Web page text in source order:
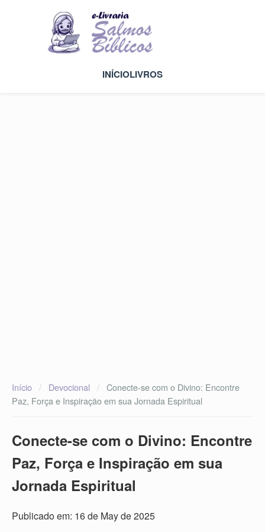
INÍCIOLIVROS
Início / Devocional / Conecte-se com o Divino: Encontre
Paz, Força e Inspiração em sua Jornada Espiritual
Conecte-se com o Divino: Encontre
Paz, Força e Inspiração em sua
Jornada Espiritual
Publicado em: 16 de May de 2025